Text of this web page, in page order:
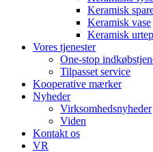
Keramisk
Keramisk vase
Keramisk
Vores tjenester
One-stop
Tilpasset service
Kooperative mærker
Nyheder
Virksomhedsnyheder
Viden
Kontakt os
VR